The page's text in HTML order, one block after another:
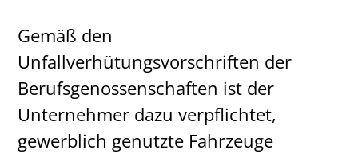
Gemäß den
Unfallverhütungsvorschriften der
Berufsgenossenschaften ist der
Unternehmer dazu verpflichtet,
gewerblich genutzte Fahrzeuge